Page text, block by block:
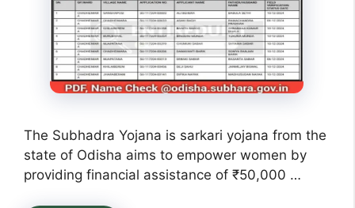
The Subhadra Yojana is sarkari yojana from the
state of Odisha aims to empower women by
providing financial assistance of ₹50,000 …